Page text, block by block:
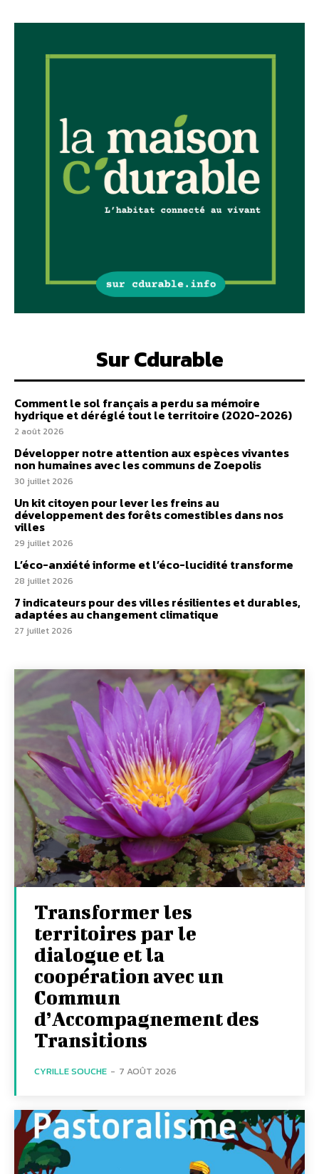
Sur Cdurable
Comment le sol français a perdu sa mémoire
hydrique et déréglé tout le territoire (2020-2026)
2 août 2026
Développer notre attention aux espèces vivantes
non humaines avec les communs de Zoepolis
30 juillet 2026
Un kit citoyen pour lever les freins au
développement des forêts comestibles dans nos
villes
29 juillet 2026
L’éco-anxiété informe et l’éco-lucidité transforme
28 juillet 2026
7 indicateurs pour des villes résilientes et durables,
adaptées au changement climatique
27 juillet 2026
Transformer les
territoires par le
dialogue et la
coopération avec un
Commun
d’Accompagnement des
Transitions
CYRILLE SOUCHE - 7 AOÛT 2026